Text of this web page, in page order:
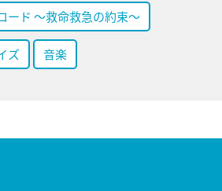
ード ～救命救急の約束～
ズ 音楽